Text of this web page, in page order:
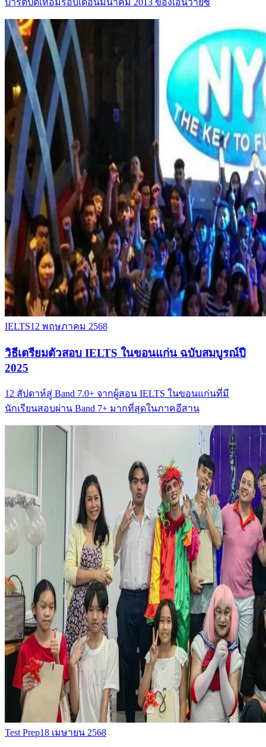
IELTS12 พฤษภาคม 2568
วิธีเตรียมตัวสอบ IELTS ในขอนแก่น ฉบับสมบูรณ์ปี
2025
12 สัปดาห์สู่ Band 7.0+ จากผู้สอน IELTS ในขอนแก่นที่มี
นักเรียนสอบผ่าน Band 7+ มากที่สุดในภาคอีสาน
Test Prep18 เมษายน 2568